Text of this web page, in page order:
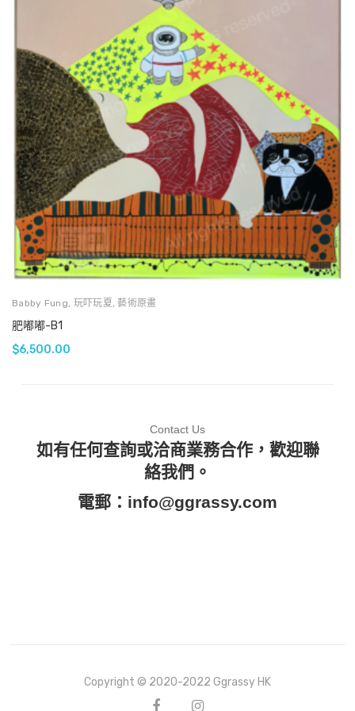
Babby Fung 玩吓玩夏 藝術原畫
肥嘟嘟-B1
$6,500.00
Contact Us
如有任何查詢或洽商業務合作，歡迎聯
絡我們。
電郵： info@ggrassy.com
Copyright © 2020-2022 Ggrassy HK